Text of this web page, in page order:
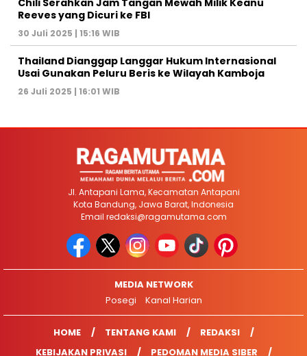
Reeves yang Dicuri ke FBI
30 Juli 2025 | 15:16 WIB
Thailand Dianggap Langgar Hukum Internasional
Usai Gunakan Peluru Beris ke Wilayah Kamboja
26 Juli 2025 | 16:01 WIB
Jl. Antapani Lama, Kecamatan Antapani
Kota Bandung, Jawa Barat, Indonesia
Email redaksi@ragamutama.com
MEDIA NETWORK
Posegi
Kanal Harian
HOME TENTANG KAMI
REDAKSI
KEBIJAKAN PRIVASI
PEDOMAN MEDIA SIBER